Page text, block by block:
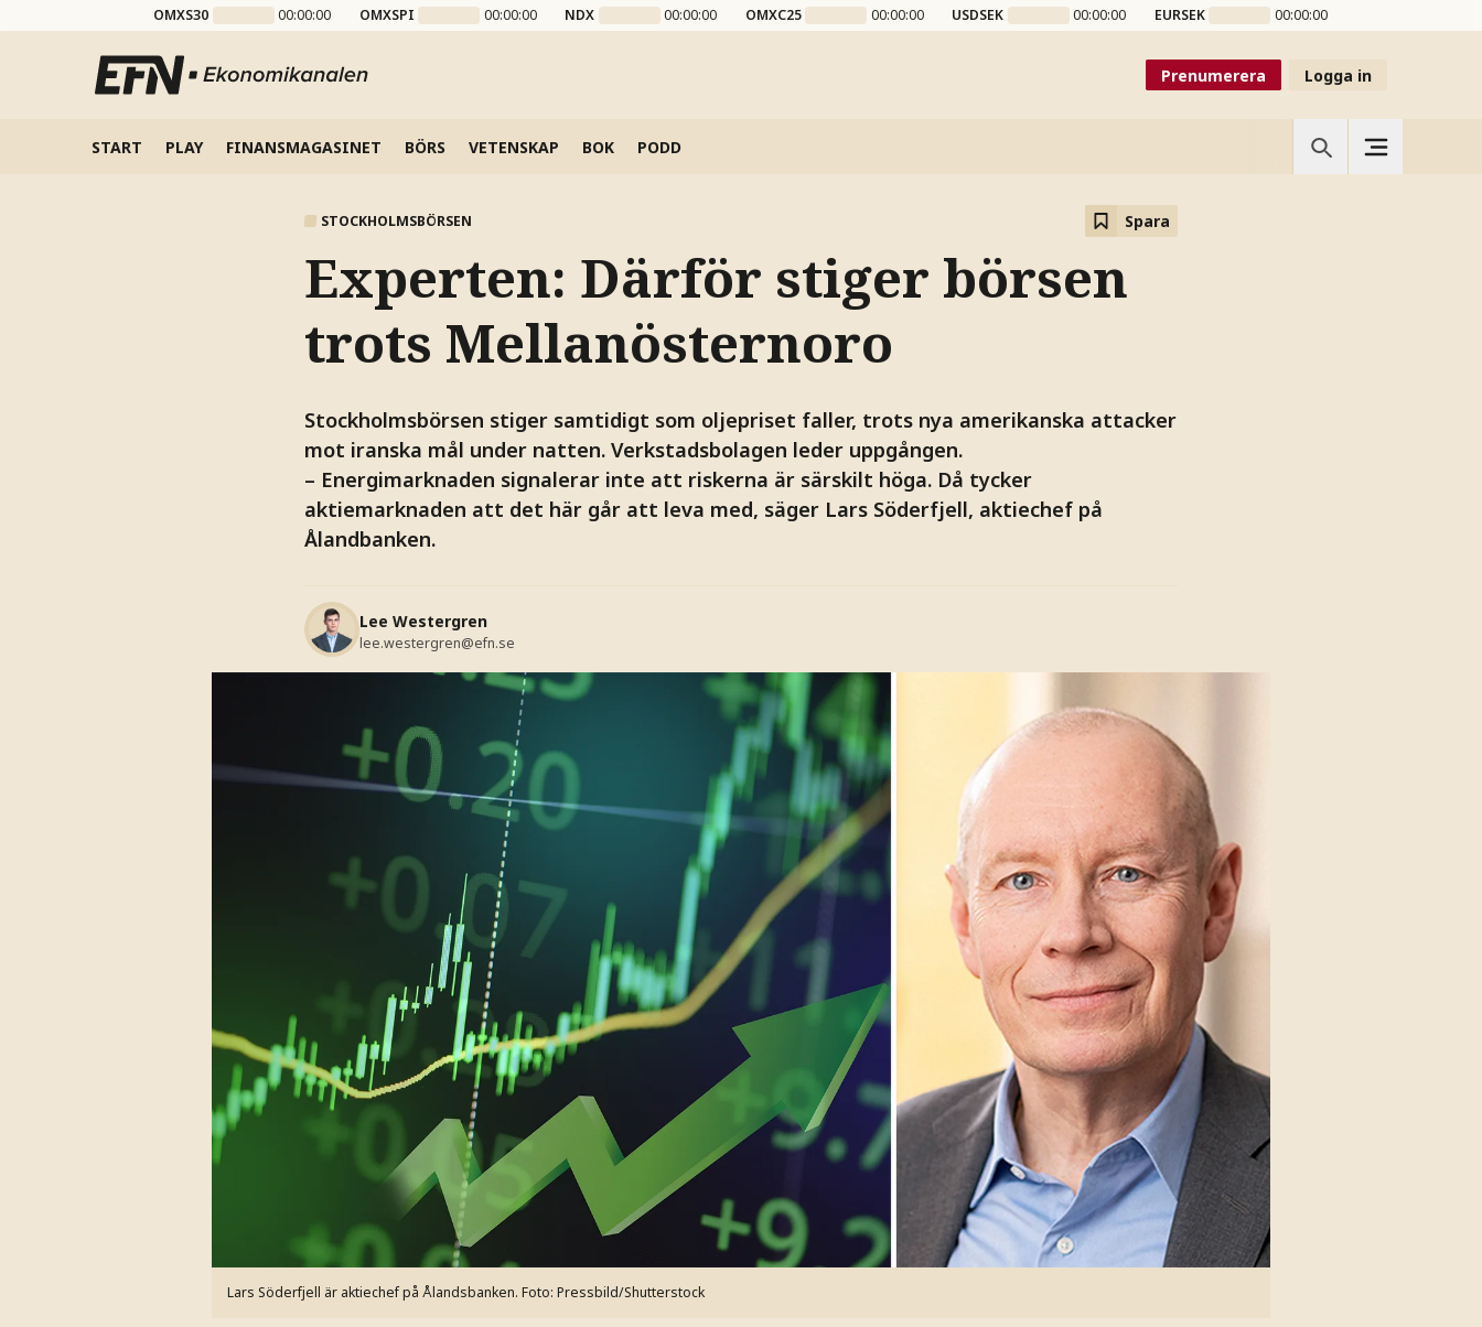
OMXS30 00:00:00 OMXSPI 00:00:00 NDX 00:00:00 OMXC25 00:00:00 USDSEK 00:00:00 EURSEK 00:00:00
Prenumerera Logga in
START PLAY FINANSMAGASINET BÖRS VETENSKAP BOK PODD
STOCKHOLMSBÖRSEN Spara
Experten: Därför stiger börsen
trots Mellanösternoro
Stockholmsbörsen stiger samtidigt som oljepriset faller, trots nya amerikanska attacker
mot iranska mål under natten. Verkstadsbolagen leder uppgången.
– Energimarknaden signalerar inte att riskerna är särskilt höga. Då tycker
aktiemarknaden att det här går att leva med, säger Lars Söderfjell, aktiechef på
Ålandbanken.
Lee Westergren
lee.westergren@efn.se
Lars Söderfjell är aktiechef på Ålandsbanken. Foto: Pressbild/Shutterstock